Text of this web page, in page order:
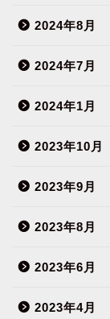
2024年8月
2024年7月
2024年1月
2023年10月
2023年9月
2023年8月
2023年6月
2023年4月